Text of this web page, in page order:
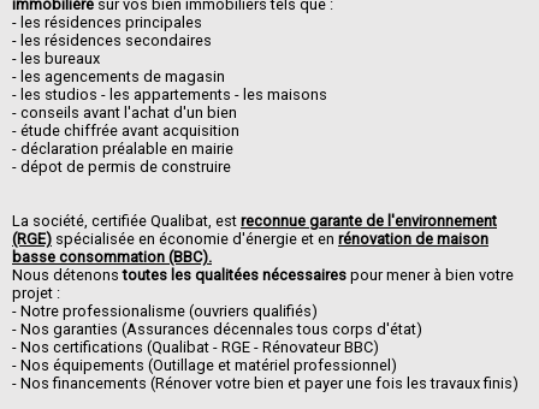
immobilière sur vos bien immobiliers tels que :
- les résidences principales
- les résidences secondaires
- les bureaux
- les agencements de magasin
- les studios - les appartements - les maisons
- conseils avant l'achat d'un bien
- étude chiffrée avant acquisition
- déclaration préalable en mairie
- dépot de permis de construire
La société, certifiée Qualibat, est reconnue garante de l'environnement
(RGE) spécialisée en économie d'énergie et en rénovation de maison
basse consommation (BBC).
Nous détenonstoutes les qualitées nécessaires pour mener à bien votre
projet :
- Notre professionalisme (ouvriers qualifiés)
- Nos garanties (Assurances décennales tous corps d'état)
- Nos certifications (Qualibat - RGE - Rénovateur BBC)
- Nos équipements (Outillage et matériel professionnel)
- Nos financements (Rénover votre bien et payer une fois les travaux finis)